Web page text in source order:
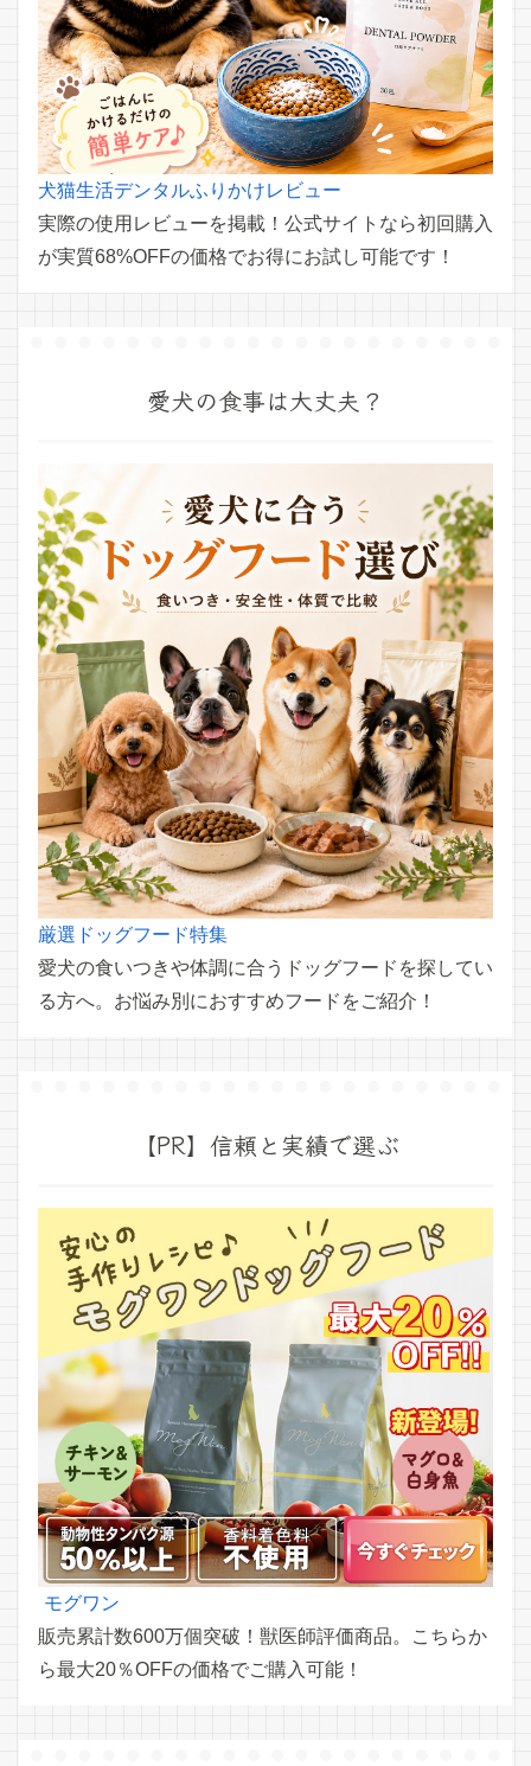
犬猫生活デンタルふりかけレビュー
実際の使用レビューを掲載！公式サイトなら初回購入
が実質68%OFFの価格でお得にお試し可能です！
愛犬の食事は大丈夫？
厳選ドッグフード特集
愛犬の食いつきや体調に合うドッグフードを探してい
る方へ。お悩み別におすすめフードをご紹介！
【PR】信頼と実績で選ぶ
モグワン
販売累計数600万個突破！獣医師評価商品。こちらか
ら最大20％OFFの価格でご購入可能！